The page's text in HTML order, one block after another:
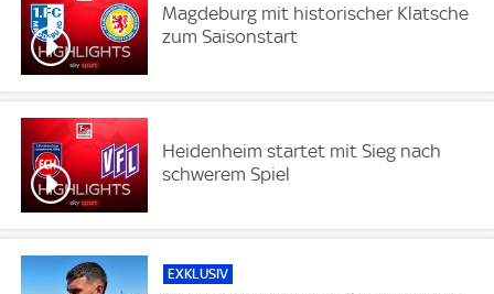
Magdeburg mit historischer Klatsche
zum Saisonstart
Heidenheim startet mit Sieg nach
schwerem Spiel
EXKLUSIV